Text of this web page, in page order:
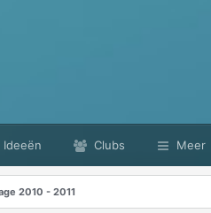
Ideeën Clubs Meer
2010 - 2011